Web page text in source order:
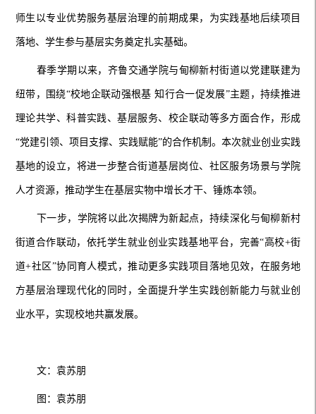
师生以专业优势服务基层治理的前期成果，为实践基地后续项目
落地、学生参与基层实务奠定扎实基础。
春季学期以来，齐鲁交通学院与甸柳新村街道以党建联建为
纽带，围绕“校地企联动强根基 知行合一促发展”主题，持续推进
理论共学、科普实践、基层服务、校企联动等多方面合作，形成
“党建引领、项目支撑、实践赋能”的合作机制。本次就业创业实践
基地的设立，将进一步整合街道基层岗位、社区服务场景与学院
人才资源，推动学生在基层实物中增长才干、锤炼本领。
下一步，学院将以此次揭牌为新起点，持续深化与甸柳新村
街道合作联动，依托学生就业创业实践基地平台，完善“高校+街
道+社区 ”协同育人模式，推动更多实践项目落地见效，在服务地
方基层治理现代化的同时，全面提升学生实践创新能力与就业创
业水平，实现校地共赢发展。
文：袁苏朋
图：袁苏朋